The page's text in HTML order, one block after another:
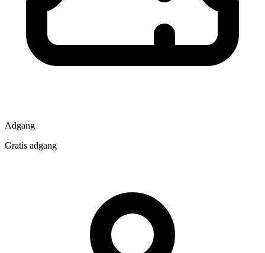
Adgang
Gratis adgang